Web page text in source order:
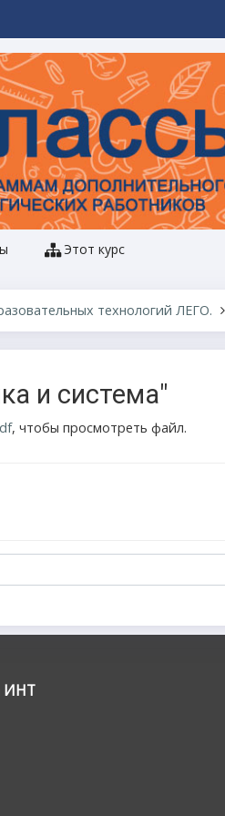
Этот курс
технологий ЛЕГО.
и система"
, чтобы просмотреть файл.
ИНT